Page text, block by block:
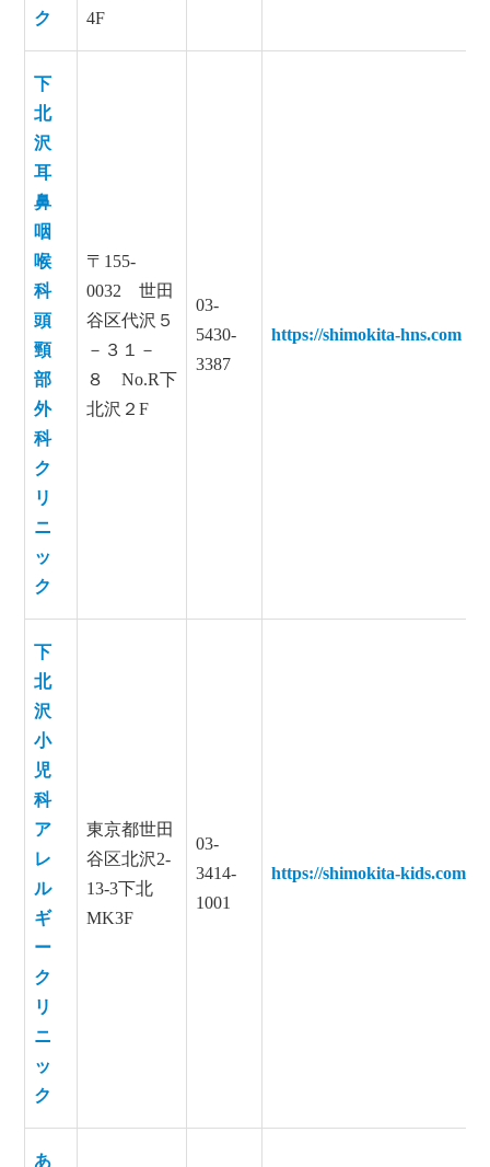
ク
4F
下
北
沢
耳
鼻
咽
喉
科
頭
頸
部
外
科
ク
リ
ニ
ッ
ク
〒155-
0032 世田
谷区代沢５
－３１－
８ No.R下
北沢２F
03-
5430-
3387
https://shimokita-hns.com
下
北
沢
小
児
科
ア
レ
ル
ギ
ー
ク
リ
ニ
ッ
ク
東京都世田
谷区北沢2‐
13‐3下北
MK3F
03-
3414-
1001
https://shimokita-kids.com/
あ